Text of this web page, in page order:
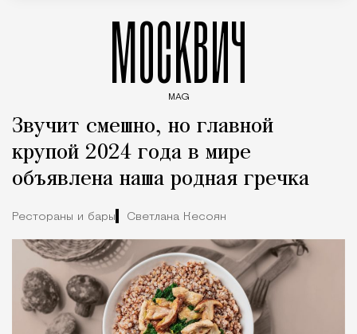
МОСКВИЧ
MAG
Звучит смешно, но главной
крупой 2024 года в мире
объявлена наша родная гречка
Рестораны и бары Светлана Кесоян